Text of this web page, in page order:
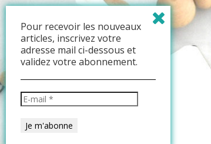
Pour recevoir les nouveaux
articles, inscrivez votre
adresse mail ci-dessous et
validez votre abonnement.